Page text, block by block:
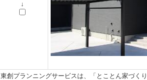
↓
東創プランニングサービスは、「とことん家づく